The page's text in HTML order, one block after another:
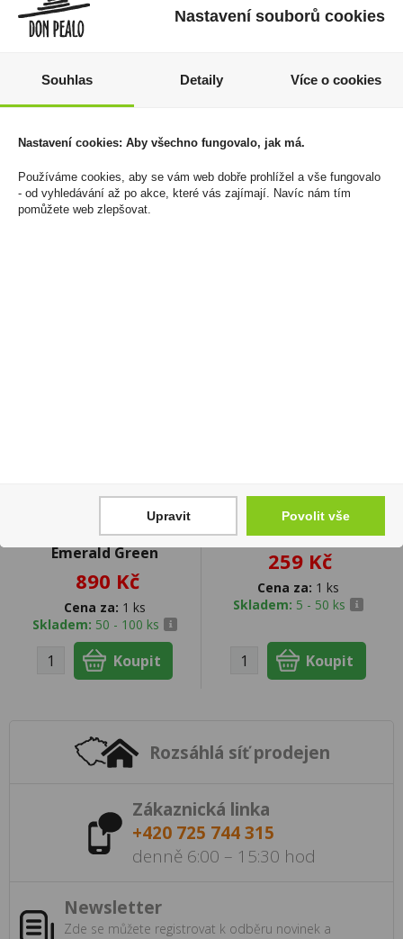
Plnička dutinek Champ
600 Kč
Cena za:
Doutníky Oliva Serie O
1 999 Kč
Zařízení Glo Hilo
Emerald Green
890 Kč
Cena za: 1 ks
Skladem: 50 - 100 ks
Vodka Nakup 1l 37,5%
259 Kč
Cena za: 1 ks
Skladem: 5 - 50 ks
Rozsáhlá síť prodejen
Zákaznická linka
+420 725 744 315
denně 6:00 – 15:30 hod
Newsletter
Zde se můžete registrovat k odběru novinek a
Nastavení souborů cookies
Souhlas Detaily Více o cookies
Nastavení cookies: Aby všechno fungovalo, jak má.
Používáme cookies, aby se vám web dobře prohlížel a vše fungovalo
- od vyhledávání až po akce, které vás zajímají. Navíc nám tím
pomůžete web zlepšovat.
Upravit Povolit vše